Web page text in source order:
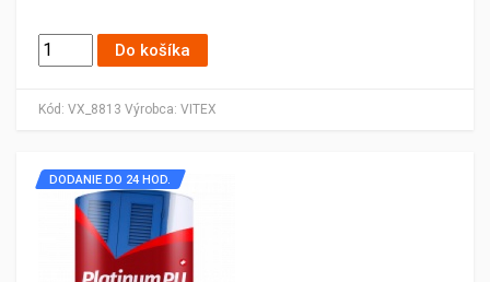
Kód: VX_8813 Výrobca: VITEX
Do košíka
DODANIE DO 24 HOD.